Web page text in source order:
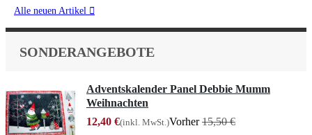
Alle neuen Artikel 
SONDERANGEBOTE
Adventskalender Panel Debbie Mumm
Weihnachten
12,40 €(inkl. MwSt.)Vorher15,50 €